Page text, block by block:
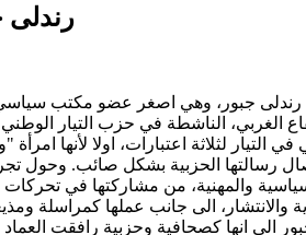
رندلى
جبور، وهي اصغر عضو مكتب سياسي
الغربي، الناشطة في حزب التيار
لثلاثة اعتبارات، اولا لأنها
رسالتها الحزبية بشكل صائب. وحول
الى انها كصحافية وحزبية رافقت